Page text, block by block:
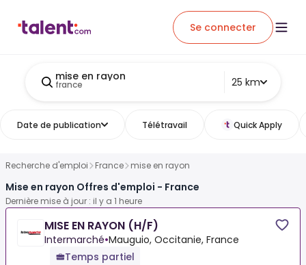
Se connecter
mise en rayon
france 25 km
Date de publication Télétravail Quick Apply
Recherche d'emploi France mise en rayon
Mise en rayon Offres d'emploi - France
Dernière mise à jour : il y a 1 heure
MISE EN RAYON (H/F)
Intermarché•Mauguio, Occitanie, France
Temps partiel